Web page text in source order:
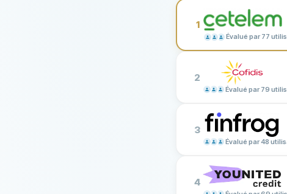
1
Évalué par 77
2
Évalué par 79
3
Évalué par 48
4